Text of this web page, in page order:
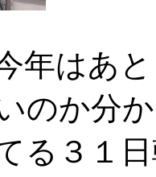
はあと
のか分
る３１